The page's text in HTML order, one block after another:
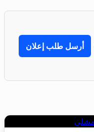
أرسل طلب إعلان